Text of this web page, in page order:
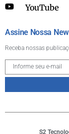
YouTube
Assine Nossa
Receba nossas
S2